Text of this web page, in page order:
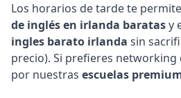
Los horarios de tarde te
de inglés en irlanda baratasy
ingles barato irlanda sin
precio). Si prefieres
por nuestras escuelas